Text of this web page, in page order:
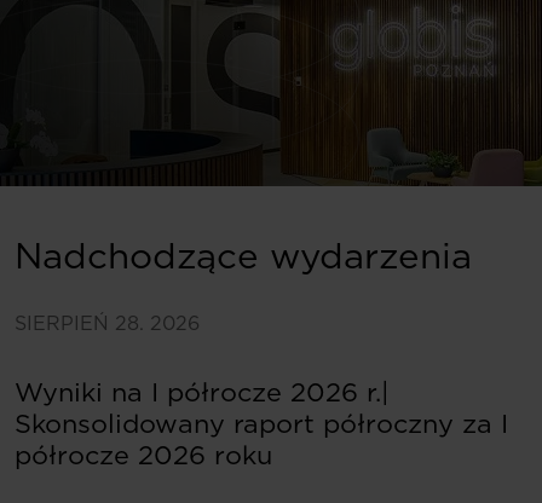
Nadchodzące wydarzenia
SIERPIEŃ 28. 2026
Wyniki na I półrocze 2026 r.|
Skonsolidowany raport półroczny za I
półrocze 2026 roku